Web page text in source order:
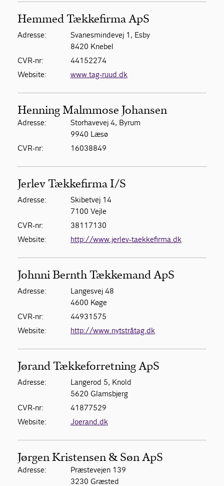
Hemmed Tækkefirma ApS
Adresse:
Svanesmindevej 1, Esby
8420 Knebel
CVR-nr:
44152274
Website:
www.tag-ruud.dk
Henning Malmmose Johansen
Adresse:
Storhavevej 4, Byrum
9940 Læsø
CVR-nr:
16038849
Jerlev Tækkefirma I/S
Adresse:
Skibetvej 14
7100 Vejle
CVR-nr:
38117130
Website:
http://www.jerlev-taekkefirma.dk
Johnni Bernth Tækkemand ApS
Adresse:
Langesvej 48
4600 Køge
CVR-nr:
44931575
Website:
http://www.nytstråtag.dk
Jørand Tækkeforretning ApS
Adresse:
Langerod 5, Knold
5620 Glamsbjerg
CVR-nr:
41877529
Website:
Joerand.dk
Jørgen Kristensen & Søn ApS
Adresse:
Præstevejen 139
3230 Græsted